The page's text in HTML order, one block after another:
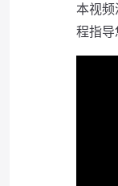
本视
程指